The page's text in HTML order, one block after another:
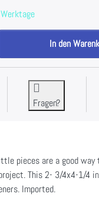
Ology Metal Ring W/
In den
Fragen?
pieces are a good way
This 2- 3/4x4-1/4
Imported.